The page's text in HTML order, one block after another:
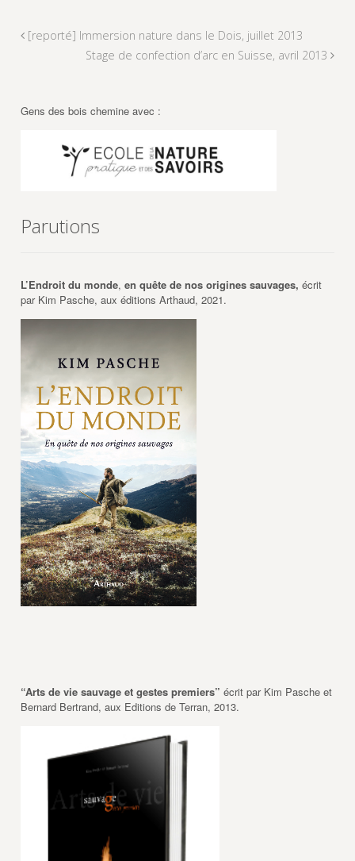
[reporté] Immersion nature dans le Dois, juillet 2013
Stage de confection d’arc en Suisse, avril 2013
Gens des bois chemine avec :
Parutions
L’Endroit du monde, en quête de nos origines sauvages, écrit
par Kim Pasche, aux éditions Arthaud, 2021.
“Arts de vie sauvage et gestes premiers” écrit par Kim Pasche et
Bernard Bertrand, aux Editions de Terran, 2013.